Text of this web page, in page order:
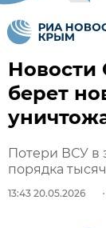
Новости
берет
Потери ВСУ в
порядка
13:43 20.05.2026